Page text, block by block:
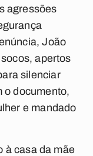
agressões
João
apertos
silenciar
o documento,
e mandado
à casa da mãe